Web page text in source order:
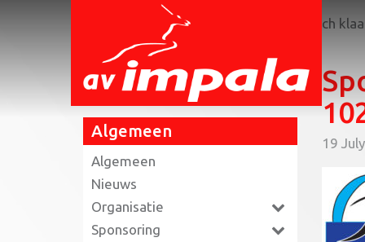
Triathlon jeugdleden maken zich
Algemeen
Algemeen
Nieuws
Organisatie
Sponsoring
19